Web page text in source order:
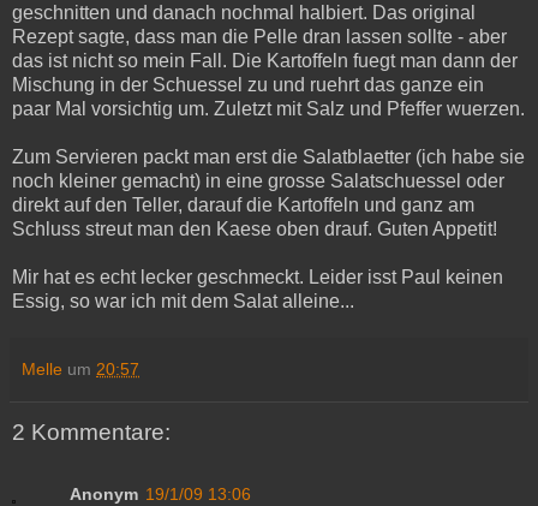
geschnitten und danach nochmal halbiert. Das original
Rezept sagte, dass man die Pelle dran lassen sollte - aber
das ist nicht so mein Fall. Die Kartoffeln fuegt man dann der
Mischung in der Schuessel zu und ruehrt das ganze ein
paar Mal vorsichtig um. Zuletzt mit Salz und Pfeffer wuerzen.
Zum Servieren packt man erst die Salatblaetter (ich habe sie
noch kleiner gemacht) in eine grosse Salatschuessel oder
direkt auf den Teller, darauf die Kartoffeln und ganz am
Schluss streut man den Kaese oben drauf. Guten Appetit!
Mir hat es echt lecker geschmeckt. Leider isst Paul keinen
Essig, so war ich mit dem Salat alleine...
Melle um 20:57
2 Kommentare:
Anonym 19/1/09 13:06